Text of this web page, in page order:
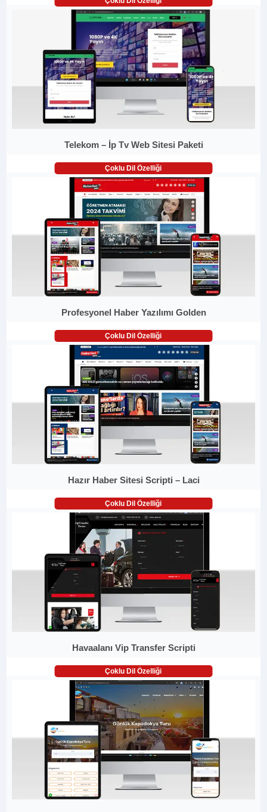
Telekom – İp Tv Web Sitesi Paketi
Çoklu Dil Özelliği
Profesyonel Haber Yazılımı Golden
Çoklu Dil Özelliği
Hazır Haber Sitesi Scripti – Laci
Çoklu Dil Özelliği
Havaalanı Vip Transfer Scripti
Çoklu Dil Özelliği